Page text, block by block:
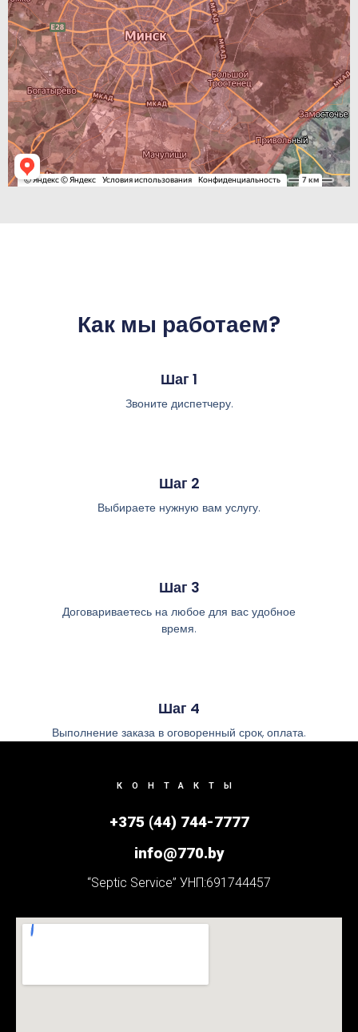
Как мы работаем?
Шаг 1
Звоните диспетчеру.
Шаг 2
Выбираете нужную вам услугу.
Шаг 3
Договариваетесь на любое для вас удобное
время.
Шаг 4
Выполнение заказа в оговоренный срок, оплата.
КОНТАКТЫ
+375 (44) 744-7777
info@770.by
“Septic Service” УНП:691744457